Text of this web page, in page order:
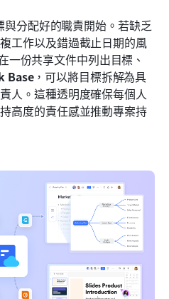
分配好的職責開始。若缺乏
工作以及錯過截止日期的風
一份共享文件中列出目標、
Base，可以將目標拆解為具
人。這種透明度確保每個人
高度的責任感並推動專案持